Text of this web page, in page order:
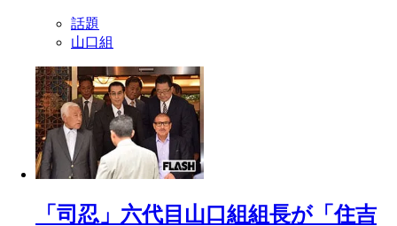
話題
山口組
「司忍」六代目山口組組長が「住吉